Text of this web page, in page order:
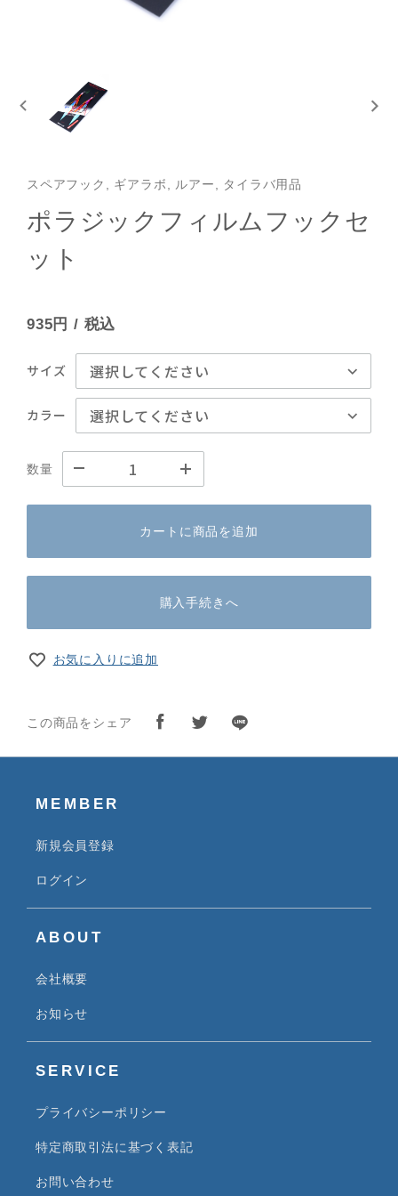
スペアフック, ギアラボ, ルアー, タイラバ用品
ポラジックフィルムフックセ
ット
935円 / 税込
サイズ
カラー
数量
カートに商品を追加
購入手続きへ
お気に入りに追加
この商品をシェア
MEMBER
新規会員登録
ログイン
ABOUT
会社概要
お知らせ
SERVICE
プライバシーポリシー
特定商取引法に基づく表記
お問い合わせ